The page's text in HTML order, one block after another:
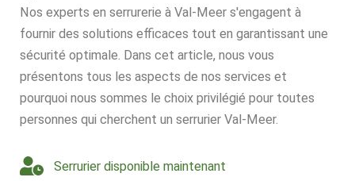
Nos experts en serrurerie à Val-Meer s'engagent à
fournir des solutions efficaces tout en garantissant une
sécurité optimale. Dans cet article, nous vous
présentons tous les aspects de nos services et
pourquoi nous sommes le choix privilégié pour toutes
personnes qui cherchent un serrurier Val-Meer.
Serrurier disponible maintenant